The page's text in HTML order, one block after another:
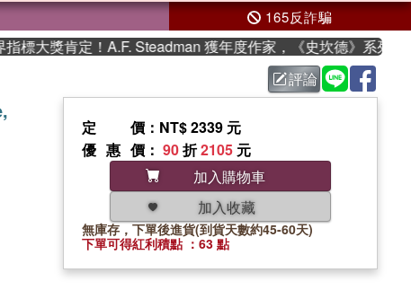
165反詐騙
大獎肯定！A.F. Steadman 獲年度作家，《史坎德》系列帶你踏
評論
定價 ：NT$ 2339 元
優惠價 ： 90折2105 元
加入購物車
加入收藏
無庫存，下單後進貨(到貨天數約45-60天)
下單可得紅利積點 ：63 點